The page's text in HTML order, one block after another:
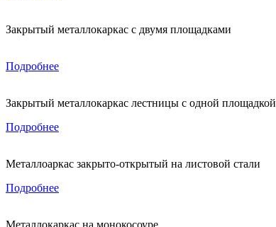
Закрытый металлокаркас с двумя площадками
Подробнее
Закрытый металлокаркас лестницы с одной площадкой
Подробнее
Металлоаркас закрыто-открытый на листовой стали
Подробнее